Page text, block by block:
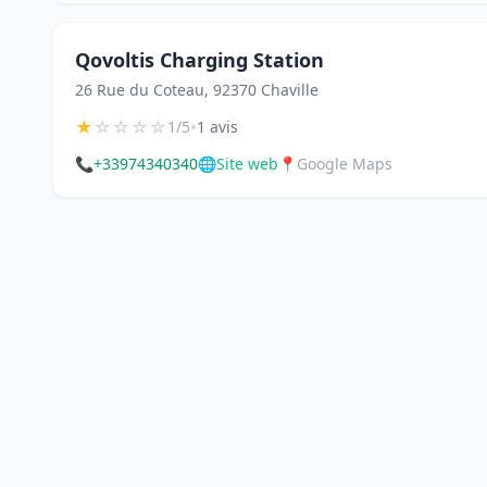
Qovoltis Charging Station
26 Rue du Coteau, 92370 Chaville
★☆☆☆☆1/5•1 avis
📞+33974340340🌐Site web 📍 Google Maps